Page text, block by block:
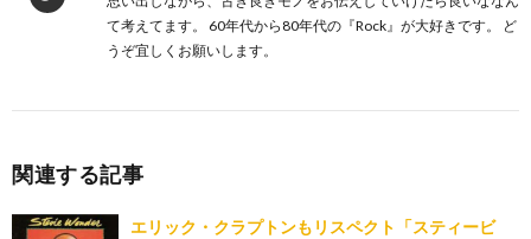
て考えてます。 60年代から80年代の『Rock』が大好きです。 ど
うぞ宜しくお願いします。
関連する記事
エリック・クラプトンもリスペクト「スティービ